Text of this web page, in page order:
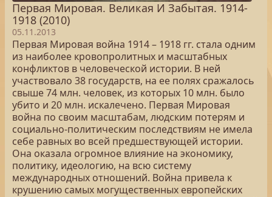
Первая Мировая. Великая И Забытая. 1914-
1918 (2010)
05.11.2013
Первая Мировая война 1914 – 1918 гг. стала одним
из наиболее кровопролитных и масштабных
конфликтов в человеческой истории. В ней
участвовало 38 государств, на ее полях сражалось
свыше 74 млн. человек, из которых 10 млн. было
убито и 20 млн. искалечено. Первая Мировая
война по своим масштабам, людским потерям и
социально-политическим последствиям не имела
себе равных во всей предшествующей истории.
Она оказала огромное влияние на экономику,
политику, идеологию, на всю систему
международных отношений. Война привела к
крушению самых могущественных европейских